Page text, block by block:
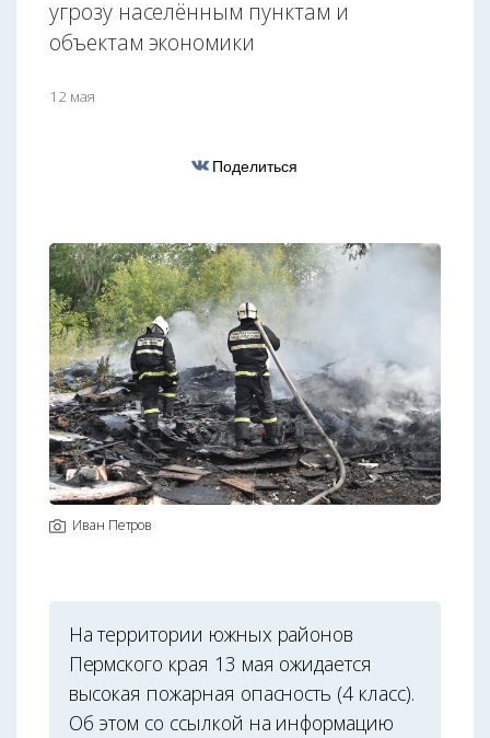
угрозу населённым пунктам и
объектам экономики
12 мая
Поделиться
Иван Петров
На территории южных районов
Пермского края 13 мая ожидается
высокая пожарная опасность (4 класс).
Об этом со ссылкой на информацию